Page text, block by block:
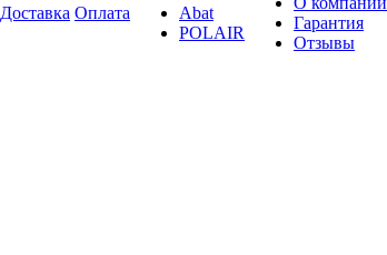
Доставка Оплата
Abat
POLAIR
Гарантия
Отзывы